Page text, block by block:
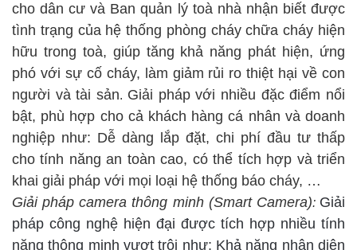
cho dân cư và Ban quản lý toà nhà nhận biết được
tình trạng của hệ thống phòng cháy chữa cháy hiện
hữu trong toà, giúp tăng khả năng phát hiện, ứng
phó với sự cố cháy, làm giảm rủi ro thiệt hại về con
người và tài sản. Giải pháp với nhiều đặc điểm nổi
bật, phù hợp cho cả khách hàng cá nhân và doanh
nghiệp như: Dễ dàng lắp đặt, chi phí đầu tư thấp
cho tính năng an toàn cao, có thể tích hợp và triển
khai giải pháp với mọi loại hệ thống báo cháy, …
Giải pháp camera thông minh (Smart Camera): Giải
pháp công nghệ hiện đại được tích hợp nhiều tính
năng thông minh vượt trội như: Khả năng nhận diện